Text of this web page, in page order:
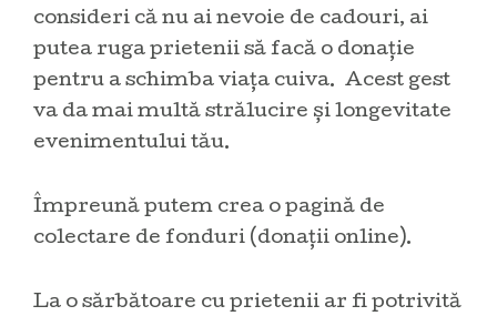
consideri că nu ai nevoie de cadouri, ai
putea ruga prietenii să facă o donație
pentru a schimba viața cuiva. Acest gest
va da mai multă strălucire și longevitate
evenimentului tău.
Împreună putem crea o pagină de
colectare de fonduri (donații online).
La o sărbătoare cu prietenii ar fi potrivită